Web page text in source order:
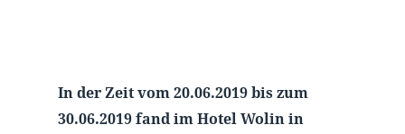
In der Zeit vom 20.06.2019 bis zum
30.06.2019 fand im Hotel Wolin in